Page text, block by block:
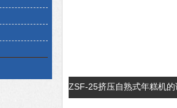
ZSF-25挤压自熟式年糕机